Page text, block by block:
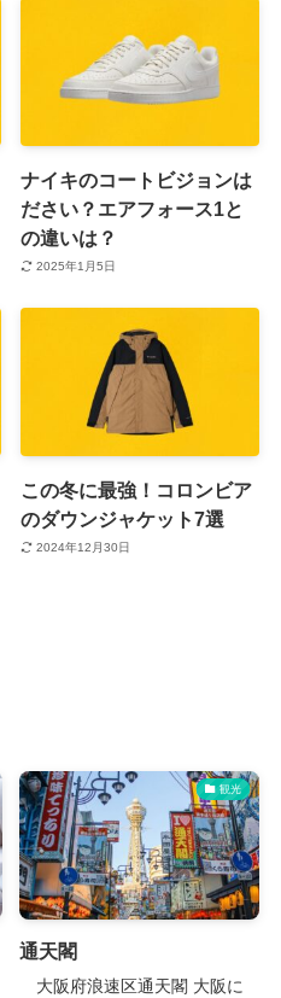
ナイキのコートビジョンは
ださい？エアフォース1と
の違いは？
2025年1月5日
この冬に最強！コロンビア
のダウンジャケット7選
2024年12月30日
観光
通天閣
大阪府浪速区通天閣 大阪に